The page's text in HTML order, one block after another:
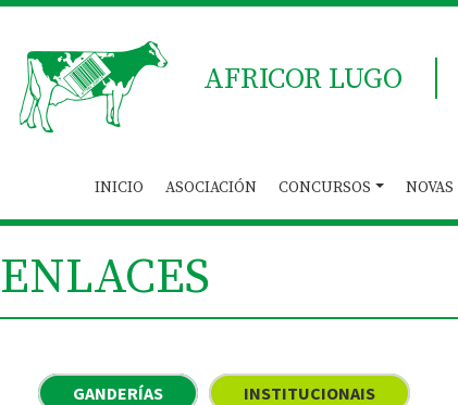
AFRICOR LUGO
INICIO ASOCIACIÓN CONCURSOS NOVAS
ENLACES
GANDERÍAS INSTITUCIONAIS